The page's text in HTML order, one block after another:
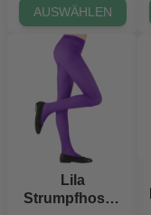
AUSWÄHLEN
Lila
Strumpfhosen